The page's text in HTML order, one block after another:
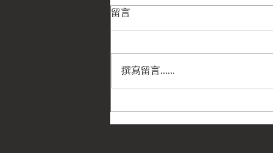
多利亞女王五仙銀幣
留言
撰寫留言......